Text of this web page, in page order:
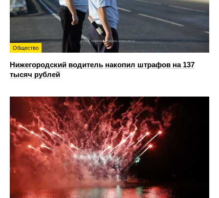
Общество
Нижегородский водитель накопил штрафов на 137
тысяч рублей